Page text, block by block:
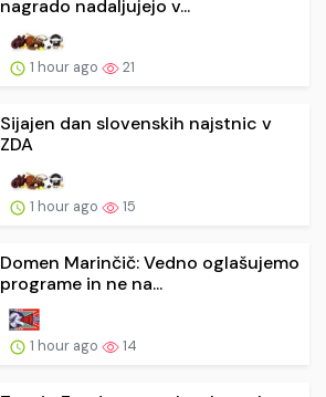
nagrado nadaljujejo v...
1 hour ago 21
Sijajen dan slovenskih najstnic v
ZDA
1 hour ago 15
Domen Marinčič: Vedno oglašujemo
programe in ne na...
1 hour ago 14